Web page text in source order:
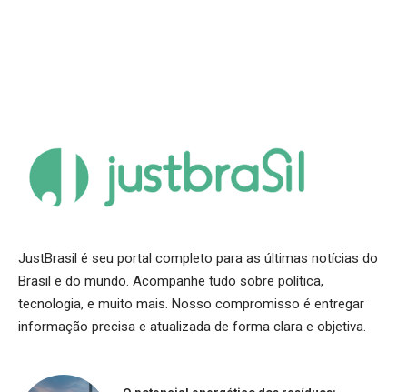
JustBrasil é seu portal completo para as últimas notícias do
Brasil e do mundo. Acompanhe tudo sobre política,
tecnologia, e muito mais. Nosso compromisso é entregar
informação precisa e atualizada de forma clara e objetiva.